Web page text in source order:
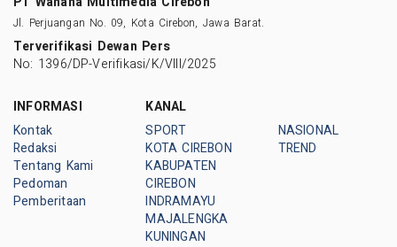
Jl. Perjuangan No. 09, Kota Cirebon, Jawa Barat.
Terverifikasi Dewan Pers
No: 1396/DP-Verifikasi/K/VIII/2025
INFORMASI
Kontak
Redaksi
Tentang Kami
Pedoman
Pemberitaan
KANAL
SPORT
KOTA CIREBON
KABUPATEN
CIREBON
INDRAMAYU
MAJALENGKA
KUNINGAN
NASIONAL
TREND